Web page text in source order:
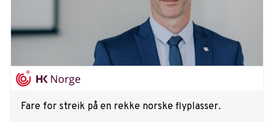
Fare for streik på en rekke norske flyplasser.